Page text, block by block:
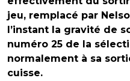
jeu, remplacé par
l’instant la gravité de
numéro 25 de la
normalement à sa
cuisse.